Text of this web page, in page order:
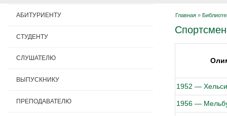
Главная »
1952 —
1956 —
АБИТУРИЕНТУ
СТУДЕНТУ
СЛУШАТЕЛЮ
ВЫПУСКНИКУ
ПРЕПОДАВАТЕЛЮ